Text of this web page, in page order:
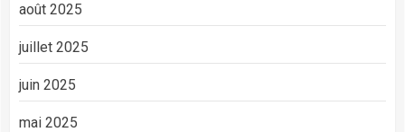
août 2025
juillet 2025
juin 2025
mai 2025